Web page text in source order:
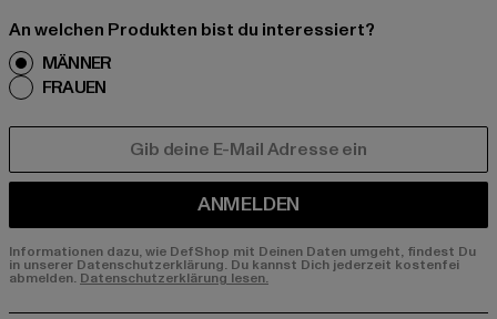
An welchen Produkten bist du interessiert?
MÄNNER
FRAUEN
ANMELDEN
Informationen dazu, wie DefShop mit Deinen Daten umgeht, findest Du
in unserer Datenschutzerklärung. Du kannst Dich jederzeit kostenfei
abmelden. Datenschutzerklärung lesen.